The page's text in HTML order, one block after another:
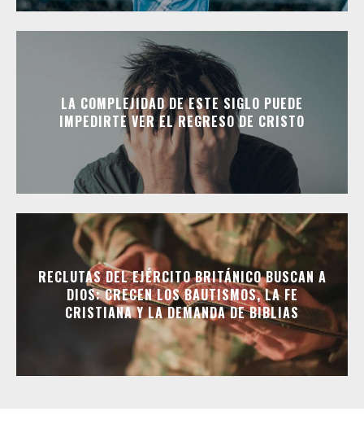
LA COMPLEJIDAD DE ESTE SIGLO PUEDE
IMPEDIRTE VER EL REGRESO DE CRISTO
RECLUTAS DEL EJÉRCITO BRITÁNICO BUSCAN A
DIOS: CRECEN LOS BAUTISMOS, LA FE
CRISTIANA Y LA DEMANDA DE BIBLIAS